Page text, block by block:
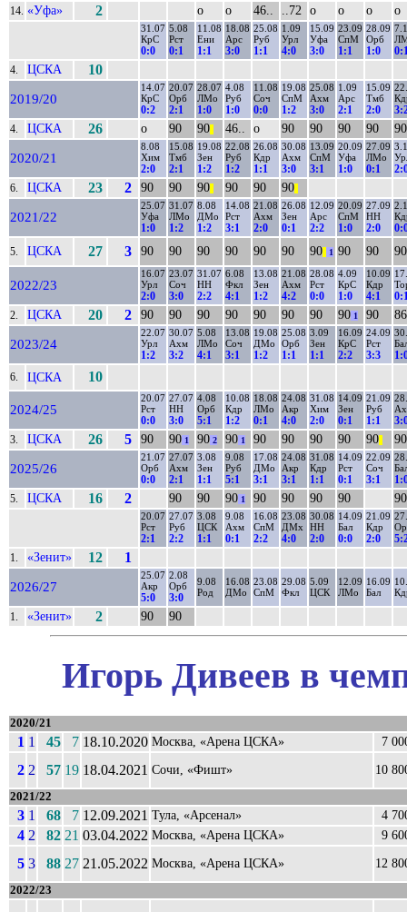
14. «Уфа» 2 о о 46.. ..72 о о о о
31.07
КрС
0:0
5.08
Рст
0:1
11.08
Ени
1:1
18.08
Арс
3:0
25.08
Руб
1:1
1.09
Урл
4:0
15.09
Уфа
3:0
23.09
СпМ
1:1
28.09
Орб
1:0
4. ЦСКА 10
2019/20
14.07
КрС
0:2
20.07
Орб
2:1
28.07
ЛМо
1:0
4.08
Руб
1:0
11.08
Соч
0:0
19.08
СпМ
1:2
25.08
Ахм
3:0
1.09
Арс
2:1
15.09
Тмб
2:0
4. ЦСКА 26 о 90 90 46.. о 90 90 90 90 90
2020/21
8.08
Хим
2:0
15.08
Тмб
2:1
19.08
Зен
1:2
22.08
Руб
1:2
26.08
Кдр
1:1
30.08
Ахм
3:0
13.09
СпМ
3:1
20.09
Уфа
1:0
27.09
ЛМо
0:1
6. ЦСКА 23 2 90 90 90 90 90 90
2021/22
25.07
Уфа
1:0
31.07
ЛМо
1:2
8.08
ДМо
1:2
14.08
Рст
3:1
21.08
Ахм
2:0
26.08
Зен
0:1
12.09
Арс
2:2
20.09
СпМ
1:0
27.09
НН
2:0
5. ЦСКА 27 3 90 90 90 90 90 90 90 1 90 90 90
2022/23
16.07
Урл
2:0
23.07
Соч
3:0
31.07
НН
2:2
6.08
Фкл
4:1
13.08
Зен
1:2
21.08
Ахм
4:2
28.08
Рст
0:0
4.09
КрС
1:0
10.09
Кдр
4:1
2. ЦСКА 20 2 90 90 90 90 90 90 90 90 1 90
2023/24
22.07
Урл
1:2
30.07
Ахм
3:2
5.08
ЛМо
4:1
13.08
Соч
3:1
19.08
ДМо
1:2
25.08
Орб
1:1
3.09
Зен
1:1
16.09
КрС
2:2
24.09
Рст
3:3
6. ЦСКА 10
2024/25
20.07
Рст
0:0
27.07
НН
3:0
4.08
Орб
5:1
10.08
Кдр
1:2
18.08
ЛМо
0:1
24.08
Акр
4:0
31.08
Хим
2:0
14.09
Зен
0:1
21.09
Руб
1:1
3. ЦСКА 26 5 90 90 1 90 2 90 1 90 90 90 90 90 90
2025/26
21.07
Орб
0:0
27.07
Ахм
2:1
3.08
Зен
1:1
9.08
Руб
5:1
17.08
ДМо
3:1
24.08
Акр
3:1
31.08
Кдр
1:1
14.09
Рст
0:1
22.09
Соч
3:1
5. ЦСКА 16 2 90 90 90 1 90 90 90 90 90
20.07
Рст
2:1
27.07
Руб
2:2
3.08
ЦСК
1:1
9.08
Ахм
0:1
16.08
СпМ
2:2
23.08
ДМх
4:0
30.08
НН
2:0
14.09
Бал
0:0
21.09
Кдр
2:0
1. «Зенит» 12 1
2026/27
25.07
Акр
5:0
2.08
Орб
3:0
9.08
Род
16.08
ДМо
23.08
СпМ
29.08
Фкл
5.09
ЦСК
12.09
ЛМо
16.09
Бал
1. «Зенит» 2 90 90
Игорь Дивеев в
2020/21
1 1 45 7 18.10.2020 Москва, «Арена ЦСКА» 7
2 2 57 19 18.04.2021 Сочи, «Фишт» 10
2021/22
3 1 68 7 12.09.2021 Тула, «Арсенал» 4
4 2 82 21 03.04.2022 Москва, «Арена ЦСКА» 9
5 3 88 27 21.05.2022 Москва, «Арена ЦСКА» 12
2022/23